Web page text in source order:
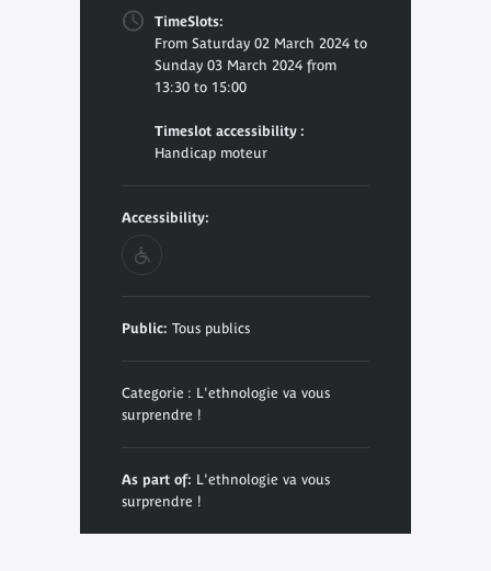
TimeSlots:
From Saturday 02 March 2024 to
Sunday 03 March 2024 from
13:30 to 15:00
Timeslot accessibility :
Handicap moteur
Accessibility:
Public: Tous publics
Categorie : L'ethnologie va vous
surprendre !
As part of: L'ethnologie va vous
surprendre !